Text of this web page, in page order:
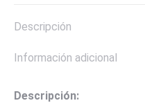
Descripción
Información adicional
Descripción: